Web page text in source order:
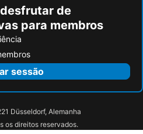
de
para membros
sessão
Düsseldorf, Alemanha
os direitos reservados.